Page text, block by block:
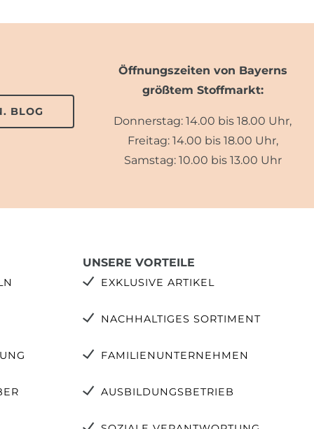
BLOG
Öffnungszeiten von Bayerns
größtem Stoffmarkt:
Donnerstag: 14.00 bis 18.00 Uhr,
Freitag: 14.00 bis 18.00 Uhr,
Samstag: 10.00 bis 13.00 Uhr
UNSERE VORTEILE
EXKLUSIVE ARTIKEL
NACHHALTIGES SORTIMENT
FAMILIENUNTERNEHMEN
AUSBILDUNGSBETRIEB